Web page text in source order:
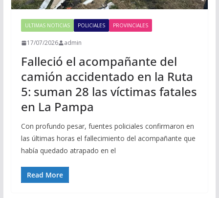
ULTIMAS NOTICIAS POLICIALES PROVINCIALES
17/07/2026 admin
Falleció el acompañante del
camión accidentado en la Ruta
5: suman 28 las víctimas fatales
en La Pampa
Con profundo pesar, fuentes policiales confirmaron en
las últimas horas el fallecimiento del acompañante que
había quedado atrapado en el
Read More